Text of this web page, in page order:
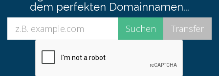
dem perfekten Domainnamen...